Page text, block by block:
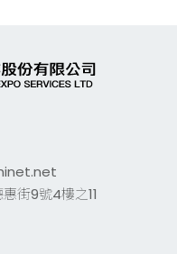
街9號4樓之11